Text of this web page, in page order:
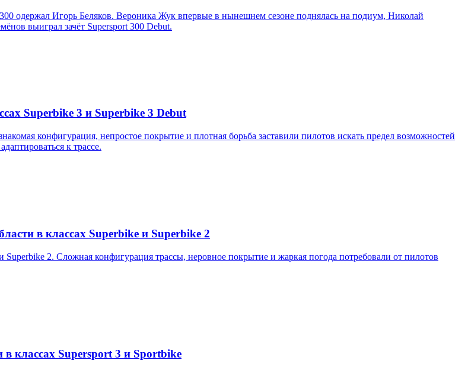
одержал Игорь Беляков. Вероника Жук впервые в нынешнем сезоне поднялась на подиум, Николай
выиграл зачёт Supersport 300 Debut.
Superbike 3 и Superbike 3 Debut
конфигурация, непростое покрытие и плотная борьба заставили пилотов искать предел возможностей
к трассе.
в классах Superbike и Superbike 2
2. Сложная конфигурация трассы, неровное покрытие и жаркая погода потребовали от пилотов
в классах Supersport 3 и Sportbike